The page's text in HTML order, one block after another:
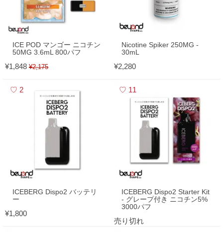
ICE POD マンゴー ニコチン
50MG 3.6mL 800パフ
¥1,848 ¥2,175
Nicotine Spiker 250MG -
30mL
¥2,280
2
ICEBERG Dispo2 バッテリ
ー
¥1,800
11
ICEBERG Dispo2 Starter Kit
- グレープ付き ニコチン5%
3000パフ
売り切れ